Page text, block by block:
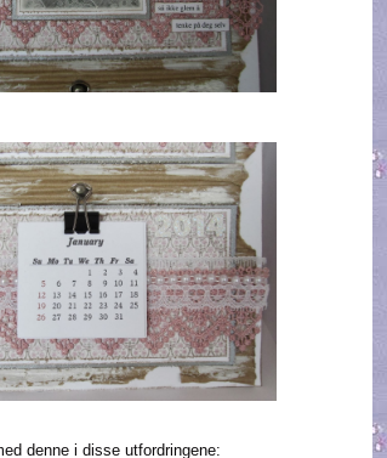
denne i disse utfordringene: